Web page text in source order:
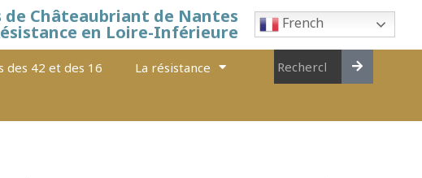
Châteaubriant de Nantes
en Loire-Inférieure French
des 42 et des 16 La résistance